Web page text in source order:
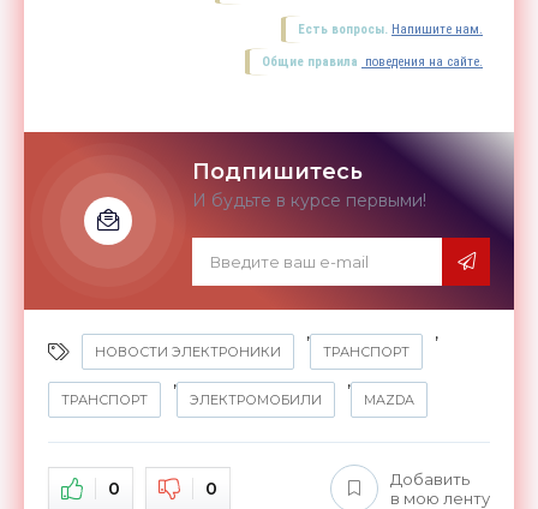
Есть вопросы. Напишите нам.
Общие правила поведения на сайте.
Подпишитесь
И будьте в курсе первыми!
НОВОСТИ ЭЛЕКТРОНИКИ
,
ТРАНСПОРТ
,
ТРАНСПОРТ
,
ЭЛЕКТРОМОБИЛИ
,
MAZDA
0 0
Добавить
в мою ленту